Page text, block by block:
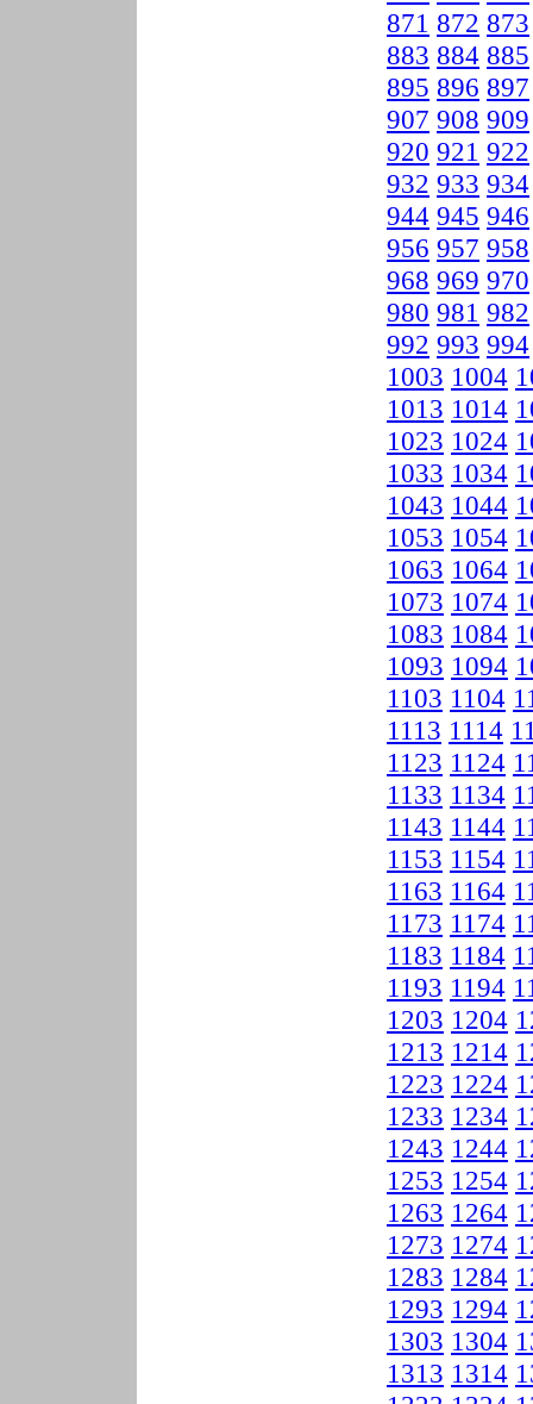
871 872 873
883 884 885
895 896 897
907 908 909
920 921 922
932 933 934
944 945 946
956 957 958
968 969 970
980 981 982
992 993 994
1003 1004
1013 1014
1023 1024
1033 1034
1043 1044
1053 1054
1063 1064
1073 1074
1083 1084
1093 1094
1103 1104
1113 1114
1123 1124
1133 1134
1143 1144
1153 1154
1163 1164
1173 1174
1183 1184
1193 1194
1203 1204
1213 1214
1223 1224
1233 1234
1243 1244
1253 1254
1263 1264
1273 1274
1283 1284
1293 1294
1303 1304
1313 1314